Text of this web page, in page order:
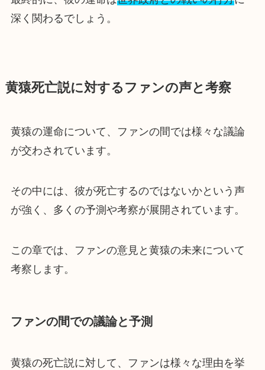
深く関わるでしょう。
黄猿死亡説に対するファンの声と考察
黄猿の運命について、ファンの間では様々な議論
が交わされています。
その中には、彼が死亡するのではないかという声
が強く、多くの予測や考察が展開されています。
この章では、ファンの意見と黄猿の未来について
考察します。
ファンの間での議論と予測
黄猿の死亡説に対して、ファンは様々な理由を挙